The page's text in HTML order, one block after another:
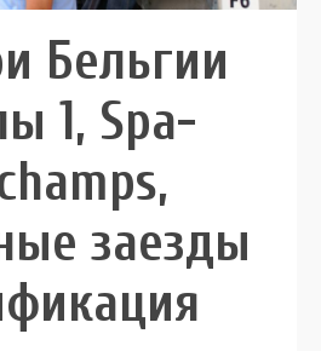
Бельгии
1, Spa-
заезды